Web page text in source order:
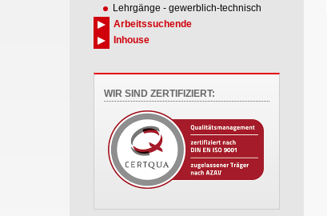
Lehrgänge - gewerblich-technisch
Arbeitssuchende
Inhouse
WIR SIND ZERTIFIZIERT: